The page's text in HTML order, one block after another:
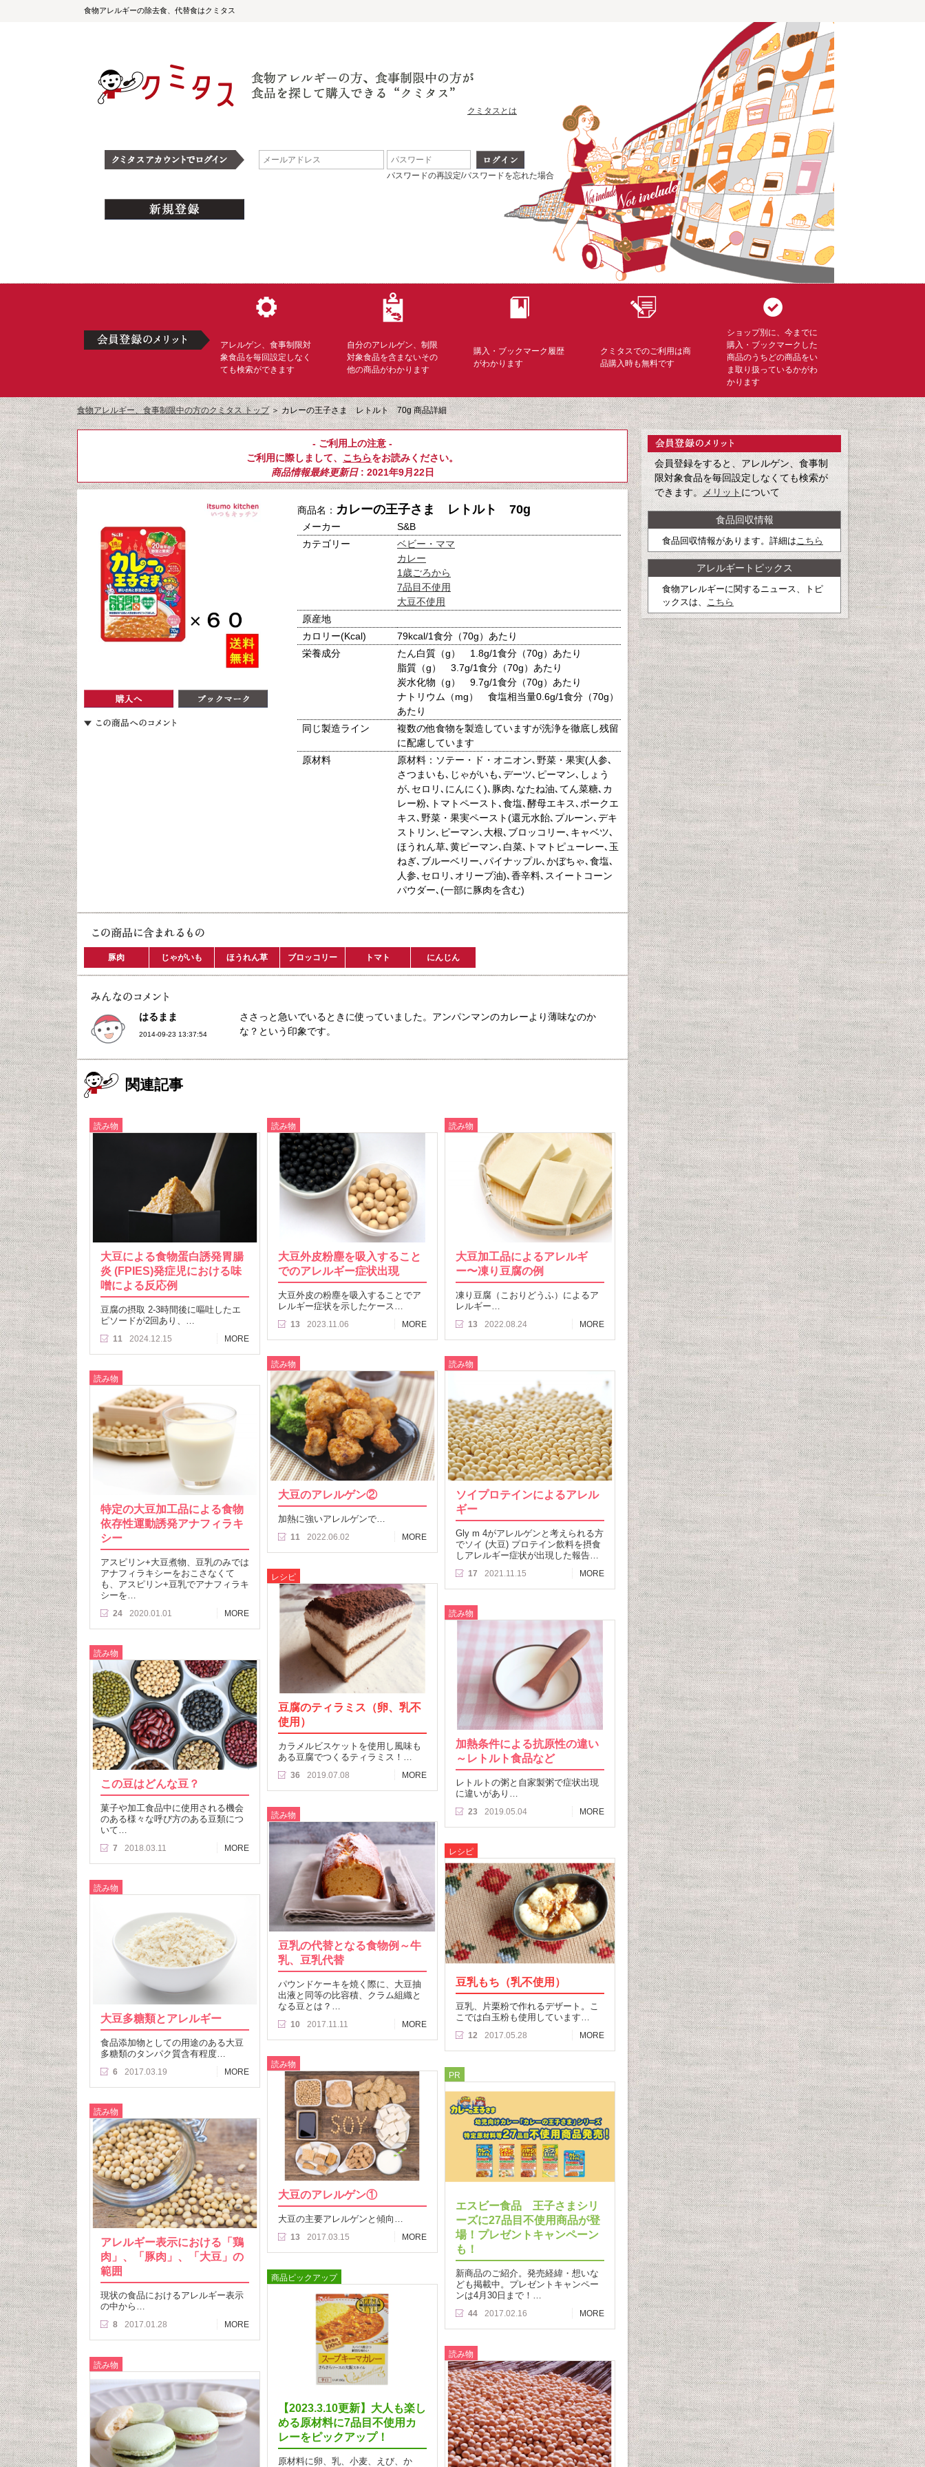
食物アレルギーの除去食、代替食はクミタス
クミタスとは
パスワードの再設定/パスワードを忘れた場合
アレルゲン、食事制限対
象食品を毎回設定しなく
ても検索ができます
自分のアレルゲン、制限
対象食品を含まないその
他の商品がわかります
購入・ブックマーク履歴
がわかります
クミタスでのご利用は商
品購入時も無料です
ショップ別に、今までに
購入・ブックマークした
商品のうちどの商品をい
ま取り扱っているかがわ
かります
食物アレルギー、食事制限中の方のクミタス トップ＞カレーの王子さま レトルト 70g 商品詳細
- ご利用上の注意 -
ご利用に際しまして、 こちらをお読みください。
商品情報最終更新日: 2021年9月22日
商品名： カレーの王子さま レトルト 70g
メーカー
S&B
カテゴリー
ベビー・ママ
カレー
1歳ごろから
7品目不使用
大豆不使用
原産地
カロリー(Kcal)
79kcal/1食分（70g）あたり
栄養成分
たん白質（g） 1.8g/1食分（70g）あたり
脂質（g） 3.7g/1食分（70g）あたり
炭水化物（g） 9.7g/1食分（70g）あたり
ナトリウム（mg） 食塩相当量0.6g/1食分（70g）
あたり
同じ製造ライン
複数の他食物を製造していますが洗浄を徹底し残留
に配慮しています
原材料
原材料：ソテー・ド・オニオン､野菜・果実(人参､
さつまいも､じゃがいも､デーツ､ピーマン､しょう
が､セロリ､にんにく)､豚肉､なたね油､てん菜糖､カ
レー粉､トマトペースト､食塩､酵母エキス､ポークエ
キス､野菜・果実ペースト(還元水飴､プルーン､デキ
ストリン､ピーマン､大根､ブロッコリー､キャベツ､
ほうれん草､黄ピーマン､白菜､トマトピューレー､玉
ねぎ､ブルーベリー､パイナップル､かぼちゃ､食塩､
人参､セロリ､オリーブ油)､香辛料､スイートコーン
パウダー､(一部に豚肉を含む)
豚肉 じゃがいも ほうれん草 ブロッコリー トマト にんじん
はるまま
2014-09-23 13:37:54
ささっと急いでいるときに使っていました。アンパンマンのカレーより薄味なのか
な？という印象です。
関連記事
読み物
大豆による食物蛋白誘発胃腸
炎 (FPIES)発症児における味
噌による反応例
豆腐の摂取 2-3時間後に嘔吐したエ
ピソードが2回あり、…
11 2024.12.15 MORE
読み物
大豆外皮粉塵を吸入すること
でのアレルギー症状出現
大豆外皮の粉塵を吸入することでア
レルギー症状を示したケース…
13 2023.11.06 MORE
読み物
大豆加工品によるアレルギ
ー〜凍り豆腐の例
凍り豆腐（こおりどうふ）によるア
レルギー…
13 2022.08.24 MORE
読み物
大豆のアレルゲン②
加熱に強いアレルゲンで…
11 2022.06.02 MORE
読み物
ソイプロテインによるアレル
ギー
Gly m 4がアレルゲンと考えられる方
でソイ (大豆) プロテイン飲料を摂食
しアレルギー症状が出現した報告…
17 2021.11.15 MORE
読み物
特定の大豆加工品による食物
依存性運動誘発アナフィラキ
シー
アスピリン+大豆煮物、豆乳のみでは
アナフィラキシーをおこさなくて
も、アスピリン+豆乳でアナフィラキ
シーを…
24 2020.01.01 MORE
レシピ
豆腐のティラミス（卵、乳不
使用）
カラメルビスケットを使用し風味も
ある豆腐でつくるティラミス！…
36 2019.07.08 MORE
読み物
加熱条件による抗原性の違い
～レトルト食品など
レトルトの粥と自家製粥で症状出現
に違いがあり…
23 2019.05.04 MORE
読み物
この豆はどんな豆？
菓子や加工食品中に使用される機会
のある様々な呼び方のある豆類につ
いて…
7 2018.03.11 MORE
読み物
豆乳の代替となる食物例～牛
乳、豆乳代替
パウンドケーキを焼く際に、大豆抽
出液と同等の比容積、クラム組織と
なる豆とは？…
10 2017.11.11 MORE
レシピ
豆乳もち（乳不使用）
豆乳、片栗粉で作れるデザート。こ
こでは白玉粉も使用しています…
12 2017.05.28 MORE
読み物
大豆多糖類とアレルギー
食品添加物としての用途のある大豆
多糖類のタンパク質含有程度…
6 2017.03.19 MORE
読み物
大豆のアレルゲン①
大豆の主要アレルゲンと傾向…
13 2017.03.15 MORE
PR
エスビー食品 王子さまシリ
ーズに27品目不使用商品が登
場！プレゼントキャンペーン
も！
新商品のご紹介。発売経緯・想いな
ども掲載中。プレゼントキャンペー
ンは4月30日まで！…
44 2017.02.16 MORE
読み物
アレルギー表示における「鶏
肉」、「豚肉」、「大豆」の
範囲
現状の食品におけるアレルギー表示
の中から…
8 2017.01.28 MORE
商品ピックアップ
【2023.3.10更新】大人も楽し
める原材料に7品目不使用カ
レーをピックアップ！
原材料に卵、乳、小麦、えび、か
読み物
読み物
会員登録をすると、アレルゲン、食事制
限対象食品を毎回設定しなくても検索が
できます。メリットについて
食品回収情報
食品回収情報があります。詳細は こちら
アレルギートピックス
食物アレルギーに関するニュース、トピ
ックスは、
こちら